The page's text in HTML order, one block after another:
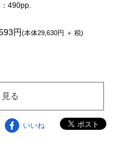
：490pp.
円(本体29,630円 ＋ 税)
る
いいね